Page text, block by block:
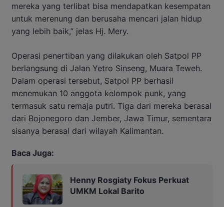
mereka yang terlibat bisa mendapatkan kesempatan
untuk merenung dan berusaha mencari jalan hidup
yang lebih baik,” jelas Hj. Mery.
Operasi penertiban yang dilakukan oleh Satpol PP
berlangsung di Jalan Yetro Sinseng, Muara Teweh.
Dalam operasi tersebut, Satpol PP berhasil
menemukan 10 anggota kelompok punk, yang
termasuk satu remaja putri. Tiga dari mereka berasal
dari Bojonegoro dan Jember, Jawa Timur, sementara
sisanya berasal dari wilayah Kalimantan.
Baca Juga:
Henny Rosgiaty Fokus Perkuat
UMKM Lokal Barito